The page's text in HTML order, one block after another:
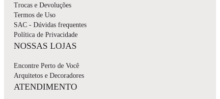
Trocas e Devoluções
Termos de Uso
SAC - Dúvidas frequentes
Política de Privacidade
NOSSAS LOJAS
Encontre Perto de Você
Arquitetos e Decoradores
ATENDIMENTO